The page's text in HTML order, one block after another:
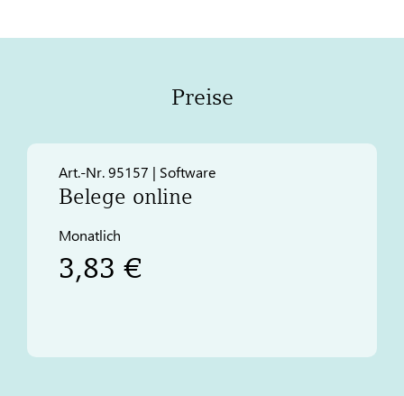
Preise
Art.-Nr. 95157 | Software
Belege online
Monatlich
3,83 €